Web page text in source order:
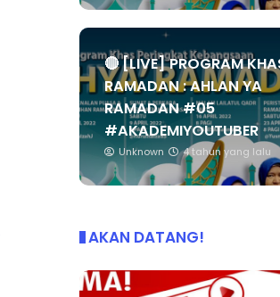
🔴 [LIVE] PROGRAM
RAMADAN : AHLAN YA
RAMADAN #05
#AKADEMIYOUTUBER
Unknown 4 tahun yang lalu
AKAN DATANG!